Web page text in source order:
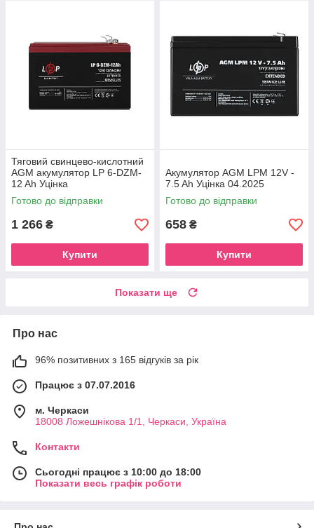
Тяговий свинцево-кислотний
AGM акумулятор LP 6-DZM-
12 Ah Уцінка
Готово до відправки
1 266 ₴
Купити
Акумулятор AGM LPM 12V -
7.5 Ah Уцінка 04.2025
Готово до відправки
658 ₴
Купити
Показати ще
Про нас
96% позитивних з 165 відгуків за рік
Працює з 07.07.2016
м. Черкаси
18008 Ложешнікова 1/1, Черкаси, Україна
Контакти
Сьогодні працює з 10:00 до 18:00
Показати весь графік роботи